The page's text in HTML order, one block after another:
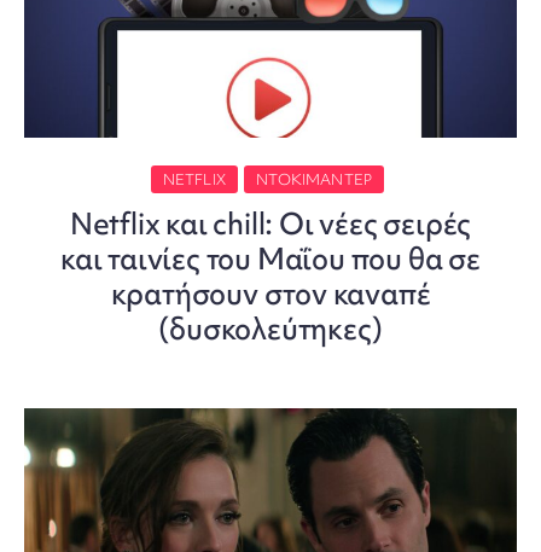
NETFLIX ΝΤΟΚΙΜΑΝΤΈΡ
Netflix και chill: Οι νέες σειρές
και ταινίες του Μαΐου που θα σε
κρατήσουν στον καναπέ
(δυσκολεύτηκες)